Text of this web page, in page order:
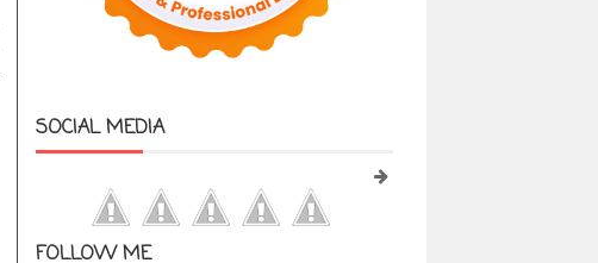
SOCIAL MEDIA
FOLLOW ME